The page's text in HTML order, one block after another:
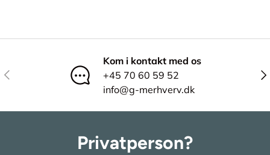
Tidligere
Kom i kontakt med os
+45 70 60 59 52
info@g-merhverv.dk
Privatperson?